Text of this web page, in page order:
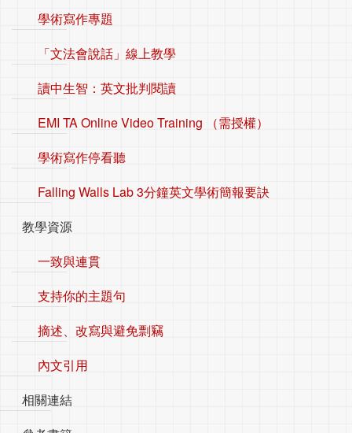
學術寫作專題
「文法會說話」線上教學
讀中生智：英文批判閱讀
EMI TA Online Video Training （需授權）
學術寫作停看聽
Falling Walls Lab 3分鐘英文學術簡報要訣
教學資源
一致與連貫
支持你的主題句
摘述、改寫與避免剽竊
內文引用
相關連結